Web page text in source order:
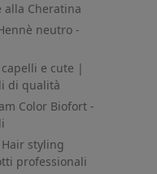
alla Cheratina
neutro -
e cute |
di qualità
Color Biofort -
styling
professionali